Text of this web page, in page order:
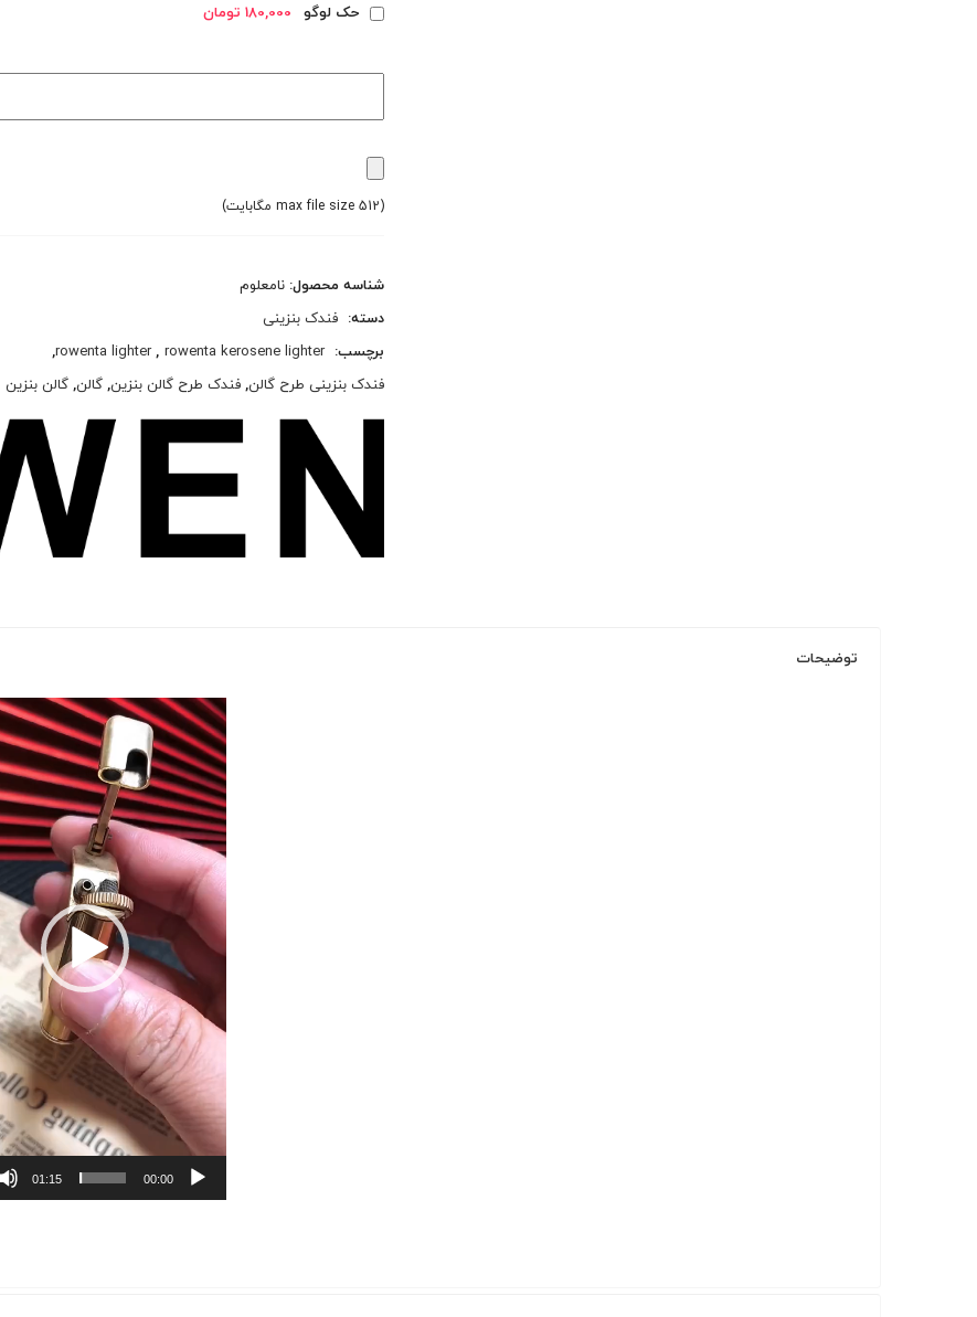
حک لوگو 180,000 تومان
(max file size 512 مگابایت)
شناسه محصول: نامعلوم
دسته: فندک بنزینی
برچسب: rowenta kerosene lighter
,
rowenta lighter
,
فندک بنزینی طرح گالن, فندک طرح گالن بنزین, گالن, گالن بنزین
توضیحات
نمایشگر
ویدیو
00:00
01:15